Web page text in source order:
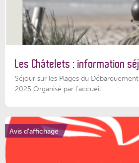
Les Châtelets : information
Séjour sur les Plages du
2025 Organisé par l’accueil...
Avis d'affichage